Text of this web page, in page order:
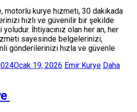
motorlu kurye hizmeti, 30 dakikada
hızlı ve güvenilir bir şekilde
İhtiyacınız olan her an, her
sayesinde belgelerinizi,
gönderilerinizi hızla ve güvenle
Ocak 19, 2026 Emir Kurye Daha